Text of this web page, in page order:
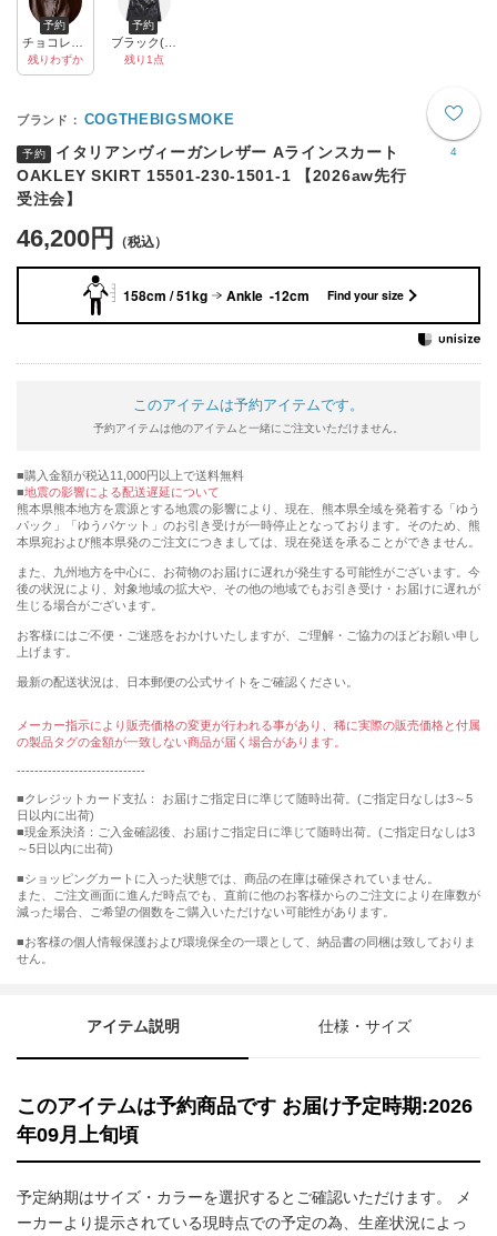
予約
残りわずか
予約
残り1点
4
COGTHEBIGSMOKE
予約
イタリアンヴィーガンレザー Aラインスカート
OAKLEY SKIRT 15501-230-1501-1 【2026aw先行
受注会】
46,200円
158cm / 51kg Ankle -12cm Find your size
このアイテムは予約アイテムです。
予約アイテムは他のアイテムと一緒にご注文いただけません。
購入金額が税込11,000円以上で送料無料
地震の影響による配送遅延について
熊本県熊本地方を震源とする地震の影響により、現在、熊本県全域を発着する「ゆう
パック」「ゆうパケット」のお引き受けが一時停止となっております。そのため、熊
本県宛および熊本県発のご注文につきましては、現在発送を承ることができません。
また、九州地方を中心に、お荷物のお届けに遅れが発生する可能性がございます。今
後の状況により、対象地域の拡大や、その他の地域でもお引き受け・お届けに遅れが
生じる場合がございます。
お客様にはご不便・ご迷惑をおかけいたしますが、ご理解・ご協力のほどお願い申し
上げます。
最新の配送状況は、日本郵便の公式サイトをご確認ください。
メーカー指示により販売価格の変更が行われる事があり、稀に実際の販売価格と付属
の製品タグの金額が一致しない商品が届く場合があります。
-----------------------------
■クレジットカード支払： お届けご指定日に準じて随時出荷。(ご指定日なしは3～5
日以内に出荷)
■現金系決済：ご入金確認後、お届けご指定日に準じて随時出荷。(ご指定日なしは3
～5日以内に出荷)
■ショッピングカートに入った状態では、商品の在庫は確保されていません。
また、ご注文画面に進んだ時点でも、直前に他のお客様からのご注文により在庫数が
減った場合、ご希望の個数をご購入いただけない可能性があります。
■お客様の個人情報保護および環境保全の一環として、納品書の同梱は致しておりま
せん。
アイテム説明 仕様・サイズ
このアイテムは予約商品です お届け予定時期:2026
年09月上旬頃
予定納期はサイズ・カラーを選択するとご確認いただけます。 メ
ーカーより提示されている現時点での予定の為、生産状況によっ